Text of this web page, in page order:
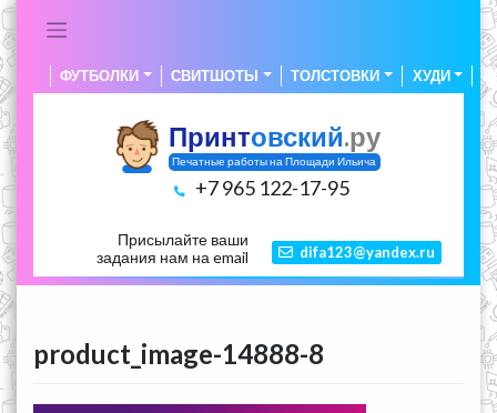
ФУТБОЛКИ СВИТШОТЫ ТОЛСТОВКИ ХУДИ
Принтовский.ру
Печатные работы на Площади Ильича
+7 965 122-17-95
Присылайте ваши
задания нам на email
difa123@yandex.ru
product_image-14888-8